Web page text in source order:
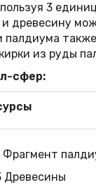
3
древесину
палдиума
из руды
сфер:
Фрагмент
Древесины